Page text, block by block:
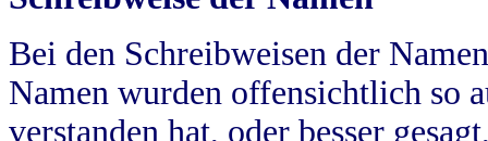
Bei den Schreibweisen der
Namen wurden offensichtlich so
verstanden hat, oder besser